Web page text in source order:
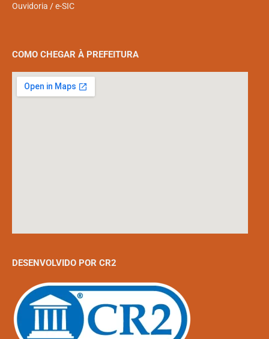
Ouvidoria /e-SIC
COMO CHEGAR À PREFEITURA
DESENVOLVIDO POR CR2